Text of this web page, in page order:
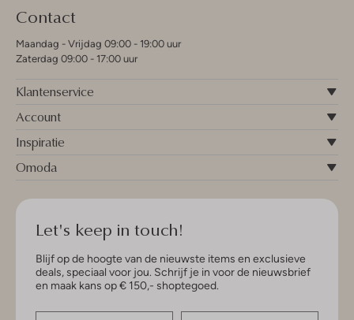
Contact
Maandag - Vrijdag 09:00 - 19:00 uur
Zaterdag 09:00 - 17:00 uur
Klantenservice
Account
Inspiratie
Omoda
Let's keep in touch!
Blijf op de hoogte van de nieuwste items en exclusieve
deals, speciaal voor jou. Schrijf je in voor de nieuwsbrief
en maak kans op € 150,- shoptegoed.